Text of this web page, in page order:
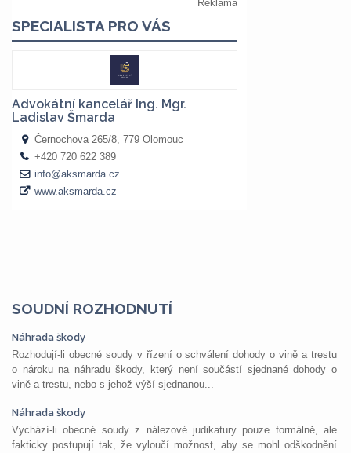
SOUDNÍ ROZHODNUTÍ
Náhrada škody
Rozhodují-li obecné soudy v řízení o schválení dohody o vině a trestu
o nároku na náhradu škody, který není součástí sjednané dohody o
vině a trestu, nebo s jehož výší sjednanou...
Náhrada škody
Vychází-li obecné soudy z nálezové judikatury pouze formálně, ale
fakticky postupují tak, že vyloučí možnost, aby se mohl odškodnění